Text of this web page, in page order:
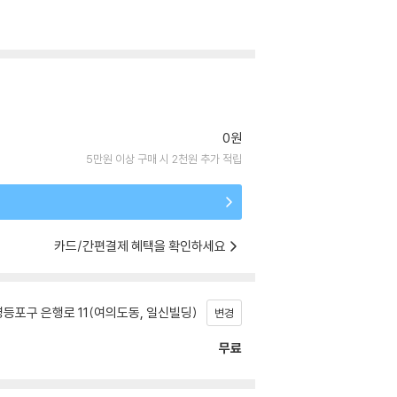
0원
5만원 이상 구매 시 2천원 추가 적립
카드/간편결제 혜택을 확인하세요
포구 은행로 11(여의도동, 일신빌딩) 변경
무료